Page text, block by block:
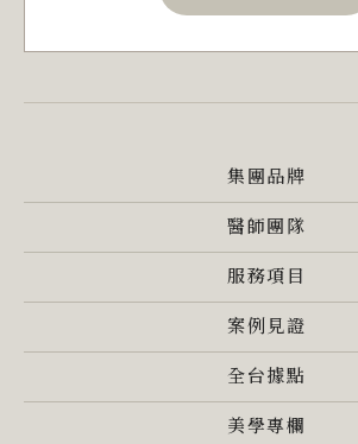
集團品牌
醫師團隊
服務項目
案例見證
全台據點
美學專欄